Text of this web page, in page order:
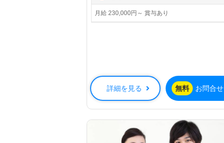
月給 230,000円～ 賞与あり
詳細を見る 無料 お問合せ